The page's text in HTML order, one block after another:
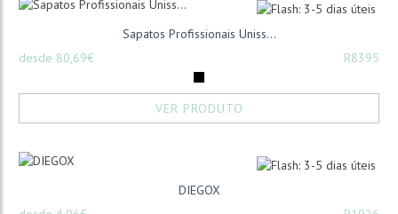
Sapatos Profissionais Uniss...
desde 80,69€
R8395
VER PRODUTO
DIEGOX